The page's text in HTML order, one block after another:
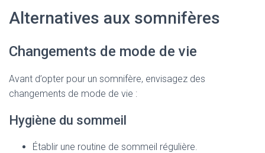
Alternatives aux somnifères
Changements de mode de vie
Avant d’opter pour un somnifère, envisagez des
changements de mode de vie :
Hygiène du sommeil
Établir une routine de sommeil régulière.